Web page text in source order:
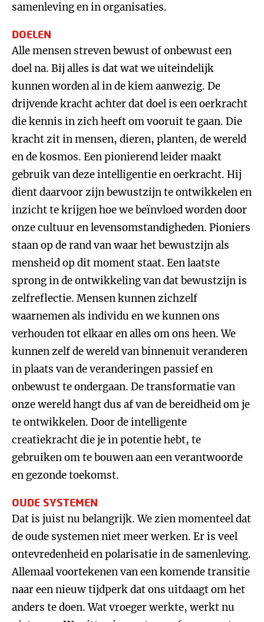
samenleving en in organisaties.
DOELEN
Alle mensen streven bewust of onbewust een
doel na. Bij alles is dat wat we uiteindelijk
kunnen worden al in de kiem aanwezig. De
drijvende kracht achter dat doel is een oerkracht
die kennis in zich heeft om vooruit te gaan. Die
kracht zit in mensen, dieren, planten, de wereld
en de kosmos. Een pionierend leider maakt
gebruik van deze intelligentie en oerkracht. Hij
dient daarvoor zijn bewustzijn te ontwikkelen en
inzicht te krijgen hoe we beïnvloed worden door
onze cultuur en levensomstandigheden. Pioniers
staan op de rand van waar het bewustzijn als
mensheid op dit moment staat. Een laatste
sprong in de ontwikkeling van dat bewustzijn is
zelfreflectie. Mensen kunnen zichzelf
waarnemen als individu en we kunnen ons
verhouden tot elkaar en alles om ons heen. We
kunnen zelf de wereld van binnenuit veranderen
in plaats van de veranderingen passief en
onbewust te ondergaan. De transformatie van
onze wereld hangt dus af van de bereidheid om je
te ontwikkelen. Door de intelligente
creatiekracht die je in potentie hebt, te
gebruiken om te bouwen aan een verantwoorde
en gezonde toekomst.
OUDE SYSTEMEN
Dat is juist nu belangrijk. We zien momenteel dat
de oude systemen niet meer werken. Er is veel
ontevredenheid en polarisatie in de samenleving.
Allemaal voortekenen van een komende transitie
naar een nieuw tijdperk dat ons uitdaagt om het
anders te doen. Wat vroeger werkte, werkt nu